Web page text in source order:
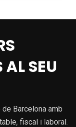
AL SEU
Barcelona amb
fiscal i laboral.